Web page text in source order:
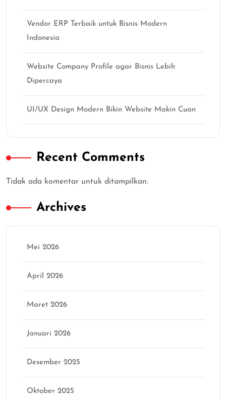
Vendor ERP Terbaik untuk Bisnis Modern
Indonesia
Website Company Profile agar Bisnis Lebih
Dipercaya
UI/UX Design Modern Bikin Website Makin Cuan
Recent Comments
Tidak ada komentar untuk ditampilkan.
Archives
Mei 2026
April 2026
Maret 2026
Januari 2026
Desember 2025
Oktober 2025